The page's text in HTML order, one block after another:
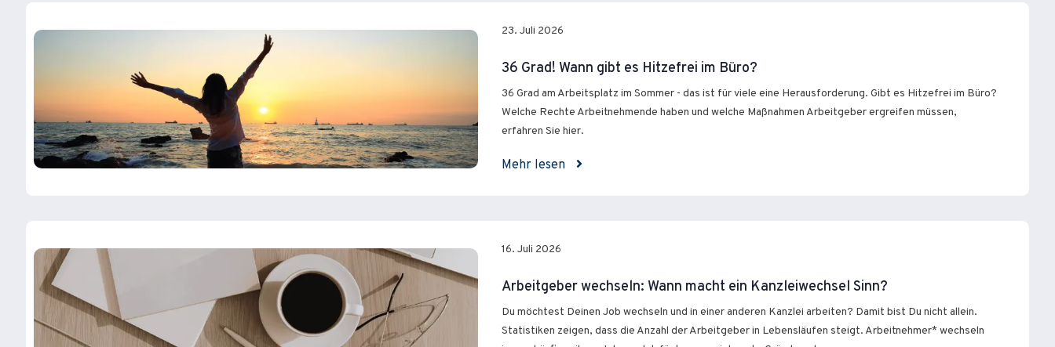
23. Juli 2026
36 Grad! Wann gibt es Hitzefrei im Büro?
36 Grad am Arbeitsplatz im Sommer - das ist für viele eine Herausforderung. Gibt es Hitzefrei im Büro?
Welche Rechte Arbeitnehmende haben und welche Maßnahmen Arbeitgeber ergreifen müssen,
erfahren Sie hier.
Mehr lesen
16. Juli 2026
Arbeitgeber wechseln: Wann macht ein Kanzleiwechsel Sinn?
Du möchtest Deinen Job wechseln und in einer anderen Kanzlei arbeiten? Damit bist Du nicht allein.
Statistiken zeigen, dass die Anzahl der Arbeitgeber in Lebensläufen steigt. Arbeitnehmer* wechseln